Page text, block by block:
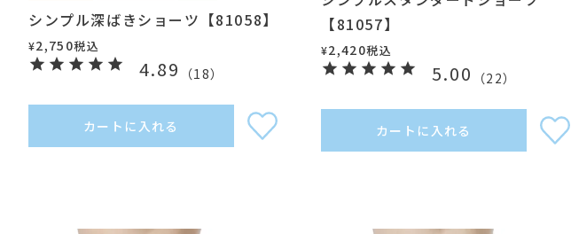
シンプル深ばきショーツ【81058】
¥2,750税込
4.89 （18）
カートに入れる
【81057】
¥2,420税込
5.00 （22）
カートに入れる